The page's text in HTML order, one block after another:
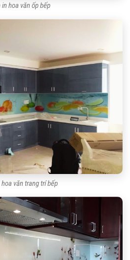
in hoa văn ốp bếp
văn trang trí bếp